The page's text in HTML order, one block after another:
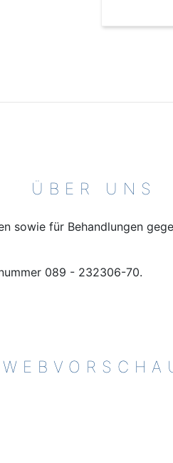
ÜBER UNS
sowie für Behandlungen
089 - 232306-70.